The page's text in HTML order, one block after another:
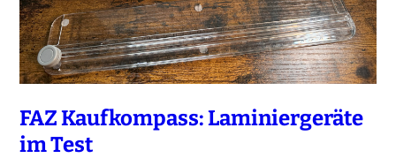
FAZ Kaufkompass: Laminiergeräte
im Test